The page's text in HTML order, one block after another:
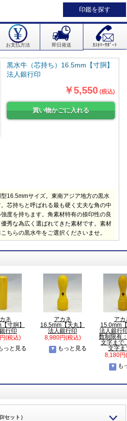
印鑑を探す
お支払方法 即日発送 ｶｽﾀﾏｰｻﾎﾟｰﾄ
黒水牛（芯持ち）16.5mm【寸胴】
法人銀行印
￥5,550 (税込)
16.5mmサイズ。東南アジア地方の黒水
芯持ちと呼ばれる最も硬く丈夫な角の中
度を持ちます。角素材特有の捺印性の良
秀な為広く選ばれてきた素材です。素材
ちらの黒水牛をご選択くださいませ。
ネ
寸胴】
行印
(税込)
っと見る
アカネ
16.5mm【天丸】
法人銀行印
8,980円(税込)
もっと見る
アカ
15.0mm
法人銀行
数制限有
文字まで
文字
8,180円
も
セット）